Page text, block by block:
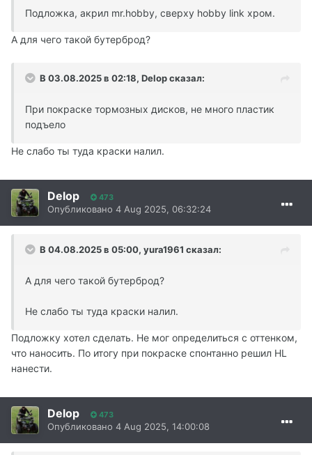
Подложка, акрил mr.hobby, сверху hobby link хром.
А для чего такой бутерброд?
В 03.08.2025 в 02:18, Delopсказал:
При покраске тормозных дисков, не много пластик
подъело
Не слабо ты туда краски налил.
Delop 473
Опубликовано 4 Aug 2025, 06:32:24
В 04.08.2025 в 05:00, yura1961 сказал:
А для чего такой бутерброд?
Не слабо ты туда краски налил.
Подложку хотел сделать. Не мог определиться с оттенком,
что наносить. По итогу при покраске спонтанно решил HL
нанести.
Delop 473
Опубликовано 4 Aug 2025, 14:00:08